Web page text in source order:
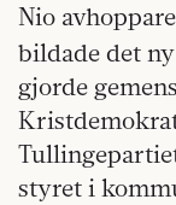
Nio
bildade det
gjorde
styret i